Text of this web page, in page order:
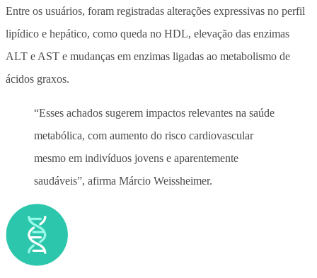
Entre os usuários, foram registradas alterações expressivas no perfil
lipídico e hepático, como queda no HDL, elevação das enzimas
ALT e AST e mudanças em enzimas ligadas ao metabolismo de
ácidos graxos.
“Esses achados sugerem impactos relevantes na saúde
metabólica, com aumento do risco cardiovascular
mesmo em indivíduos jovens e aparentemente
saudáveis”, afirma Márcio Weissheimer.